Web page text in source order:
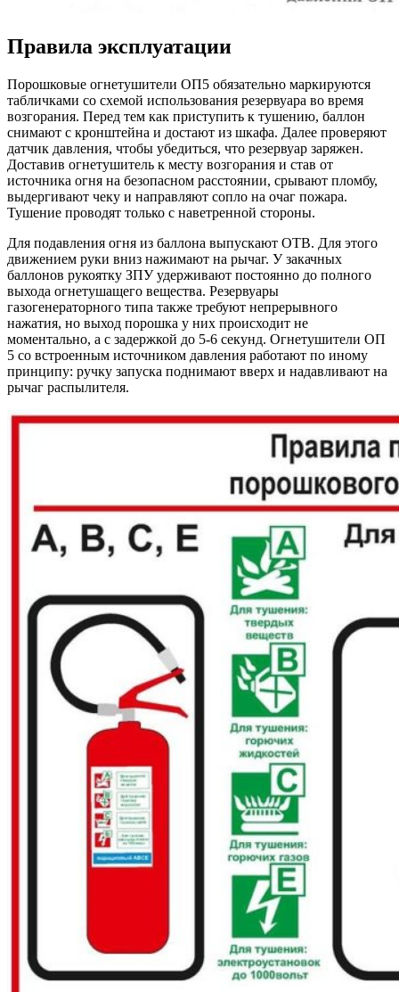
Правила эксплуатации
Порошковые огнетушители ОП5 обязательно маркируются
табличками со схемой использования резервуара во время
возгорания. Перед тем как приступить к тушению, баллон
снимают с кронштейна и достают из шкафа. Далее проверяют
датчик давления, чтобы убедиться, что резервуар заряжен.
Доставив огнетушитель к месту возгорания и став от
источника огня на безопасном расстоянии, срывают пломбу,
выдергивают чеку и направляют сопло на очаг пожара.
Тушение проводят только с наветренной стороны.
Для подавления огня из баллона выпускают ОТВ. Для этого
движением руки вниз нажимают на рычаг. У закачных
баллонов рукоятку ЗПУ удерживают постоянно до полного
выхода огнетушащего вещества. Резервуары
газогенераторного типа также требуют непрерывного
нажатия, но выход порошка у них происходит не
моментально, а с задержкой до 5-6 секунд. Огнетушители ОП
5 со встроенным источником давления работают по иному
принципу: ручку запуска поднимают вверх и надавливают на
рычаг распылителя.